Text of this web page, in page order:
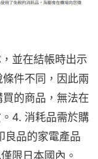
並在結帳時出示
件不同，因此兩
的商品，無法在
4. 消耗品需於購
良品的家電產品
限日本國內。